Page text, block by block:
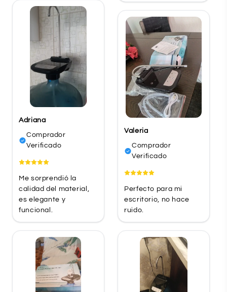
Adriana
Comprador
Verificado
Me sorprendió la
calidad del material,
es elegante y
funcional.
Valeria
Comprador
Verificado
Perfecto para mi
escritorio, no hace
ruido.